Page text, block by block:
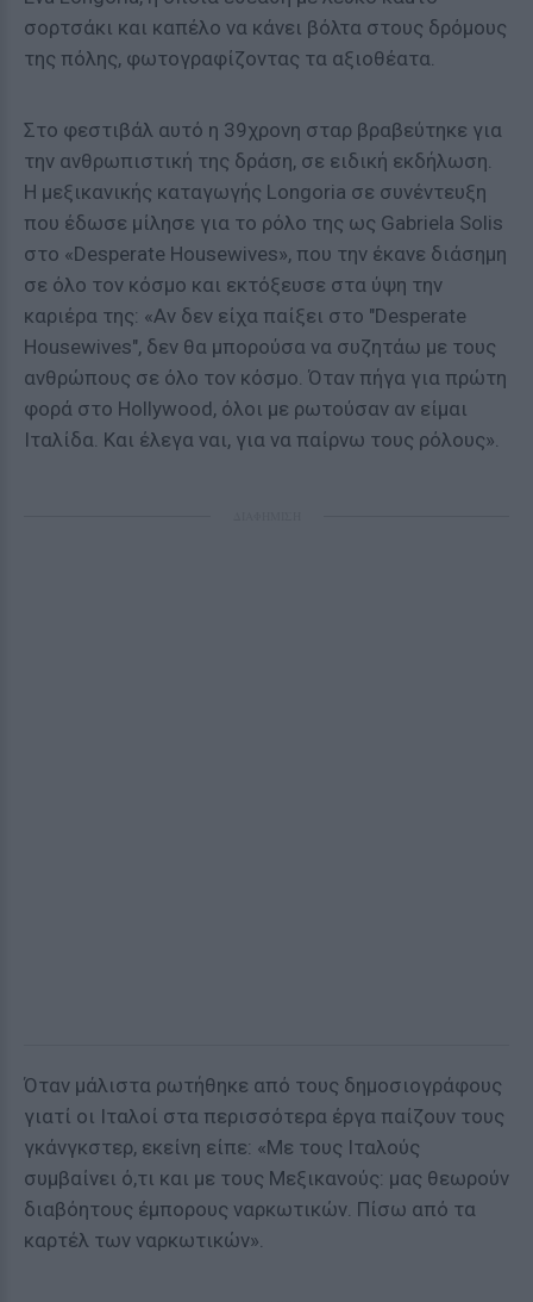
σορτσάκι και καπέλο να κάνει βόλτα στους δρόμους
της πόλης, φωτογραφίζοντας τα αξιοθέατα.
Στο φεστιβάλ αυτό η 39χρονη σταρ βραβεύτηκε για
την ανθρωπιστική της δράση, σε ειδική εκδήλωση.
Η μεξικανικής καταγωγής Longoria σε συνέντευξη
που έδωσε μίλησε για το ρόλο της ως Gabriela Solis
στο «Desperate Housewives», που την έκανε διάσημη
σε όλο τον κόσμο και εκτόξευσε στα ύψη την
καριέρα της: «Αν δεν είχα παίξει στο "Desperate
Housewives", δεν θα μπορούσα να συζητάω με τους
ανθρώπους σε όλο τον κόσμο. Όταν πήγα για πρώτη
φορά στο Hollywood, όλοι με ρωτούσαν αν είμαι
Ιταλίδα. Και έλεγα ναι, για να παίρνω τους ρόλους».
Όταν μάλιστα ρωτήθηκε από τους δημοσιογράφους
γιατί οι Ιταλοί στα περισσότερα έργα παίζουν τους
γκάνγκστερ, εκείνη είπε: «Με τους Ιταλούς
συμβαίνει ό,τι και με τους Μεξικανούς: μας θεωρούν
διαβόητους έμπορους ναρκωτικών. Πίσω από τα
καρτέλ των ναρκωτικών».